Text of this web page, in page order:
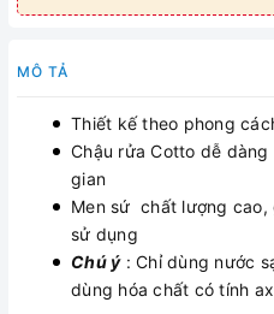
MÔ TẢ
Thiết kế theo phong
Chậu rửa Cotto dễ
gian
Men sứ chất lượng cao,
sử dụng
Chú ý: Chỉ dùng nước
dùng hóa chất có tính